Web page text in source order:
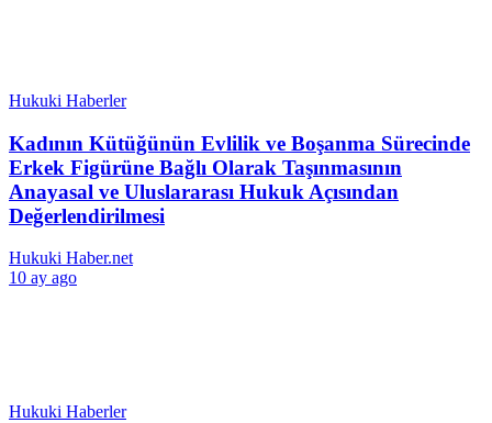
Hukuki Haberler
Kadının Kütüğünün Evlilik ve Boşanma Sürecinde
Erkek Figürüne Bağlı Olarak Taşınmasının
Anayasal ve Uluslararası Hukuk Açısından
Değerlendirilmesi
Hukuki Haber.net
10 ay ago
Hukuki Haberler